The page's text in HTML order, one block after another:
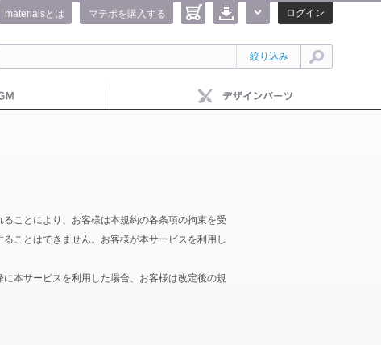
ログイン
マテポを購入する
materialsとは
絞り込み
ことにより、お客様は本規約の各条項の拘束を受
ことはできません。お客様が本サービスを利用し
本サービスを利用した場合、お客様は改定後の規